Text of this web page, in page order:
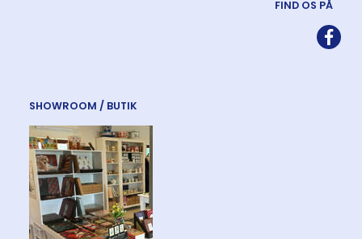
FIND OS PÅ
SHOWROOM / BUTIK